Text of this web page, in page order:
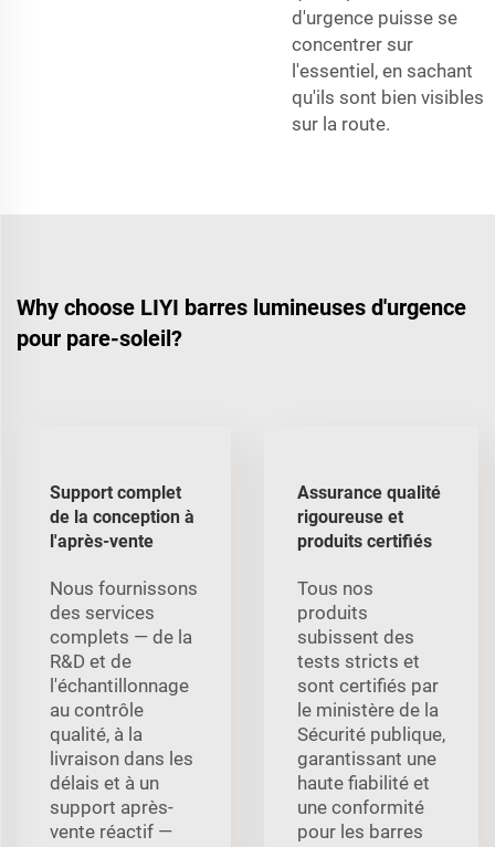
d'urgence puisse se
concentrer sur
l'essentiel, en sachant
qu'ils sont bien visibles
sur la route.
Why choose LIYI barres lumineuses d'urgence
pour pare-soleil?
Support complet
de la conception à
l'après-vente
Nous fournissons
des services
complets — de la
R&D et de
l'échantillonnage
au contrôle
qualité, à la
livraison dans les
délais et à un
support après-
vente réactif —
Assurance qualité
rigoureuse et
produits certifiés
Tous nos
produits
subissent des
tests stricts et
sont certifiés par
le ministère de la
Sécurité publique,
garantissant une
haute fiabilité et
une conformité
pour les barres